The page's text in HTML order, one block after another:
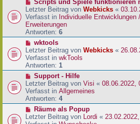
a
g
B
e
i
t
r
a
g
e
u
e
r
B
e
i
t
r
a
g
Scripts und Spiele funktionieren
Letzter Beitrag von Webkicks «
Verfasst in Individuelle Entwicklungen
Erweiterungen
Antworten: 6
N
e
u
e
r
B
e
i
t
a
wktools
Letzter Beitrag von Webkicks «
Verfasst in wkTools
Antworten: 1
N
e
u
e
r
B
e
Support - Hilfe
Letzter Beitrag von Visi « 08.06.2022,
Verfasst in Allgemeines
Antworten: 4
N
e
Räume als Popup
Letzter Beitrag von Lordi «